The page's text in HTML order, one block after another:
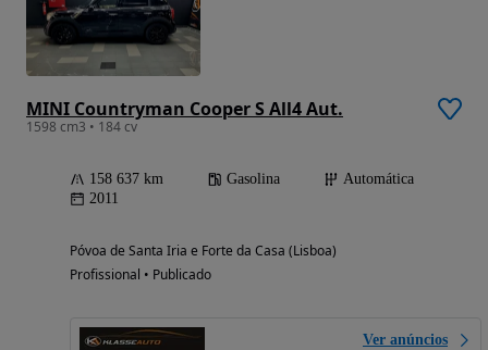
MINI Countryman Cooper S All4 Aut.
1598 cm3 • 184 cv
158 637 km Gasolina
Automática
2011
Póvoa de Santa Iria e Forte da Casa (Lisboa)
Profissional • Publicado
Ver anúncios